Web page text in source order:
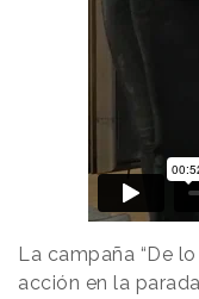
La campaña “De
acción en la